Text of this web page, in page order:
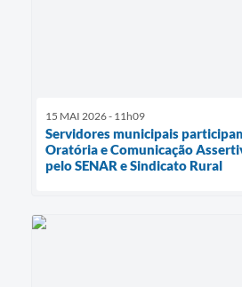
15 MAI 2026 - 11h09
Servidores municipais
Oratória e Comunicação
pelo SENAR e Sindicato Rural